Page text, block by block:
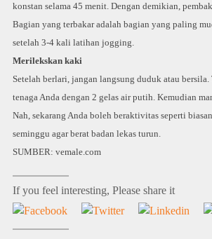
konstan selama 45 menit. Dengan demikian,
Bagian yang terbakar adalah bagian yang paling
setelah 3-4 kali latihan jogging.
Merilekskan kaki
Setelah berlari, jangan langsung duduk atau
tenaga Anda dengan 2 gelas air putih. Kemudian
Nah, sekarang Anda boleh beraktivitas seperti
seminggu agar berat badan lekas turun.
SUMBER: vemale.com
If you feel interesting, Please share it